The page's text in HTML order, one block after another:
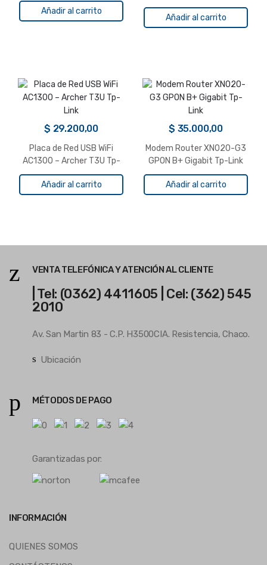
Añadir al carrito
WN725N
Añadir al carrito
$ 29.200,00
Placa de Red USB WiFi
AC1300 – Archer T3U Tp-
Link
Añadir al carrito
$ 35.000,00
Modem Router XN020-G3
GPON B+ Gigabit Tp-Link
Añadir al carrito
VENTA TELEFÓNICA Y ATENCIÓN AL CLIENTE
| Tel: (0362) 4411605 | Cel: (362) 545
2010
Av. San Martin 83 - C.P. H3500CIA. Resistencia, Chaco.
Ubicación
MÉTODOS DE PAGO
Garantizadas por:
INFORMACIÓN
QUIENES SOMOS